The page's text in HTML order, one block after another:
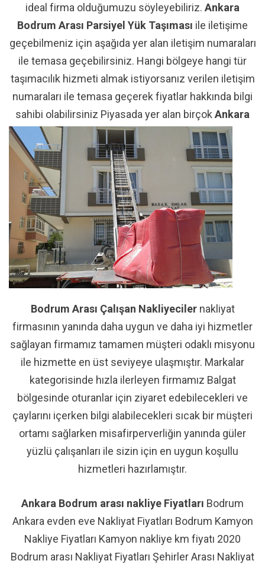
ideal firma olduğumuzu söyleyebiliriz. Ankara
Bodrum Arası Parsiyel Yük Taşıması ile iletişime
geçebilmeniz için aşağıda yer alan iletişim numaraları
ile temasa geçebilirsiniz. Hangi bölgeye hangi tür
taşımacılık hizmeti almak istiyorsanız verilen iletişim
numaraları ile temasa geçerek fiyatlar hakkında bilgi
sahibi olabilirsiniz Piyasada yer alan birçok Ankara
Bodrum Arası Çalışan Nakliyecilernakliyat
firmasının yanında daha uygun ve daha iyi hizmetler
sağlayan firmamız tamamen müşteri odaklı misyonu
ile hizmette en üst seviyeye ulaşmıştır. Markalar
kategorisinde hızla ilerleyen firmamız Balgat
bölgesinde oturanlar için ziyaret edebilecekleri ve
çaylarını içerken bilgi alabilecekleri sıcak bir müşteri
ortamı sağlarken misafirperverliğin yanında güler
yüzlü çalışanları ile sizin için en uygun koşullu
hizmetleri hazırlamıştır.
Ankara Bodrum arası nakliye Fiyatları Bodrum
Ankara evden eve Nakliyat Fiyatları Bodrum Kamyon
Nakliye Fiyatları Kamyon nakliye km fiyatı 2020
Bodrum arası Nakliyat Fiyatları Şehirler Arası Nakliyat